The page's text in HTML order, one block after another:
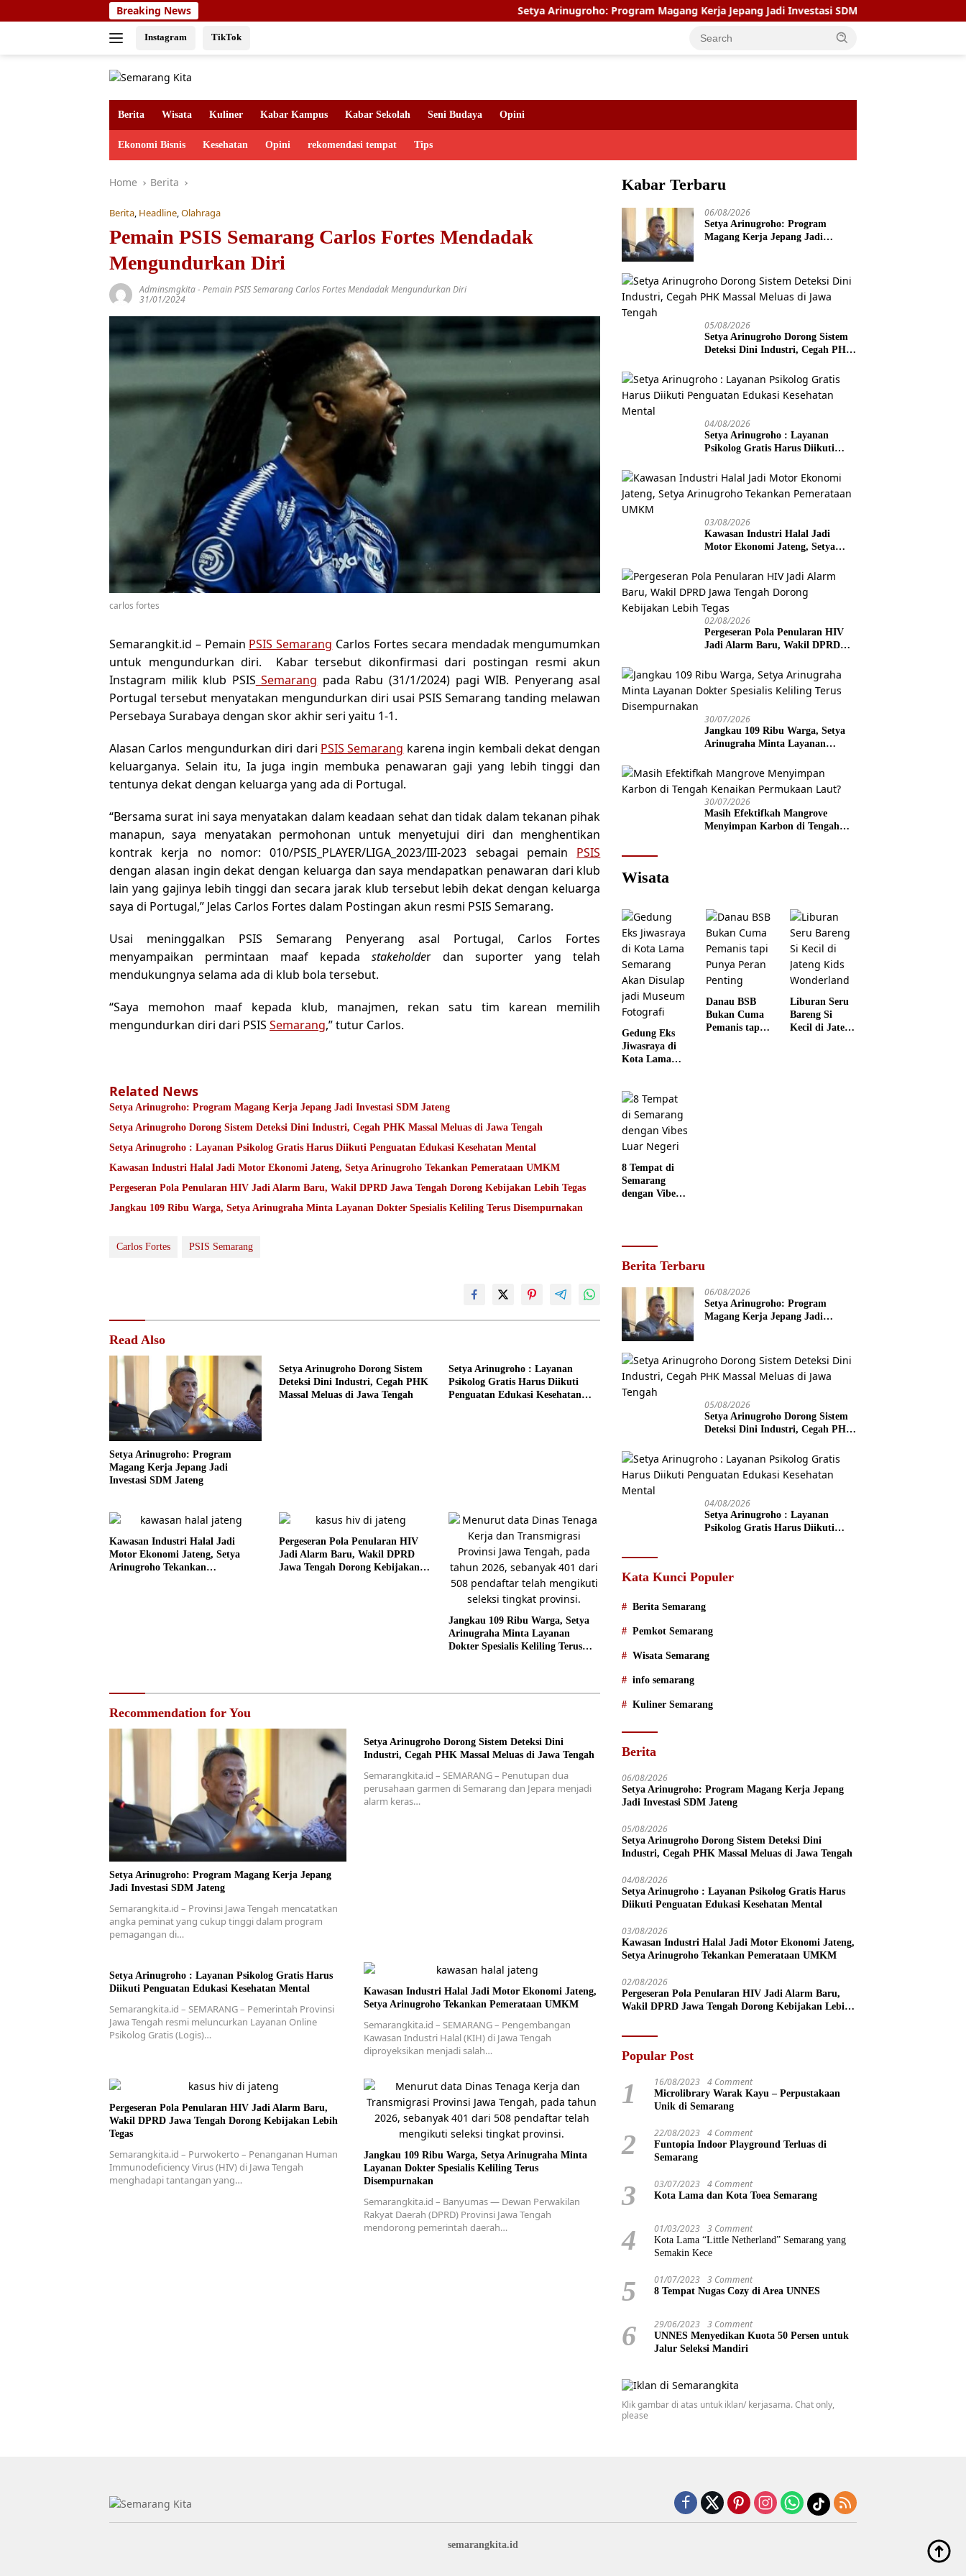
to
Breaking News Setya Arinugroho: Program Magang Kerja Jepang Jadi Investasi SDM Jateng
Instagram TikTok
Berita Wisata Kuliner Kabar Kampus Kabar Sekolah Seni Budaya Opini
Ekonomi Bisnis Kesehatan Opini rekomendasi tempat Tips
Home Berita
Berita, Headline,Olahraga
Pemain PSIS Semarang Carlos Fortes Mendadak
Mengundurkan Diri
Adminsmgkita-Pemain PSIS Semarang Carlos Fortes Mendadak Mengundurkan Diri
31/01/2024
carlos fortes
Semarangkit.id – Pemain PSIS Semarang Carlos Fortes secara mendadak mengumumkan
untuk mengundurkan diri. Kabar tersebut dikonfirmasi dari postingan resmi akun
Instagram milik klub PSIS Semarang pada Rabu (31/1/2024) pagi WIB. Penyerang asal
Portugal tersebut menyatakan mengundurkan diri usai PSIS Semarang tanding melawan
Persebaya Surabaya dengan skor akhir seri yaitu 1-1.
Alasan Carlos mengundurkan diri dari PSIS Semarang karena ingin kembali dekat dengan
keluarganya. Selain itu, Ia juga ingin membuka penawaran gaji yang lebih tinggi dan
tentunya dekat dengan keluarga yang ada di Portugal.
“Bersama surat ini saya menyatakan dalam keadaan sehat dan tidak dalam tekanan pihak
manapun, saya menyatakan permohonan untuk menyetujui diri dan menghentikan
kontrak kerja no nomor: 010/PSIS_PLAYER/LIGA_2023/III-2023 sebagai pemain PSIS
dengan alasan ingin dekat dengan keluarga dan saya mendapatkan penawaran dari klub
lain yang gajinya lebih tinggi dan secara jarak klub tersebut lebih dekat dengan keluarga
saya di Portugal,” Jelas Carlos Fortes dalam Postingan akun resmi PSIS Semarang.
Usai meninggalkan PSIS Semarang Penyerang asal Portugal, Carlos Fortes
menyampaikan permintaan maaf kepadastakeholder dan suporter yang telah
mendukungnya selama ada di klub bola tersebut.
“Saya memohon maaf kepada klub, manajmen, rekan satu tim karean memilih
mengundurkan diri dari PSIS Semarang,” tutur Carlos.
Related News
Setya Arinugroho: Program Magang Kerja Jepang Jadi Investasi SDM Jateng
Setya Arinugroho Dorong Sistem Deteksi Dini Industri, Cegah PHK Massal Meluas di Jawa Tengah
Setya Arinugroho : Layanan Psikolog Gratis Harus Diikuti Penguatan Edukasi Kesehatan Mental
Kawasan Industri Halal Jadi Motor Ekonomi Jateng, Setya Arinugroho Tekankan Pemerataan UMKM
Pergeseran Pola Penularan HIV Jadi Alarm Baru, Wakil DPRD Jawa Tengah Dorong Kebijakan Lebih Tegas
Jangkau 109 Ribu Warga, Setya Arinugraha Minta Layanan Dokter Spesialis Keliling Terus Disempurnakan
Carlos Fortes PSIS Semarang
Read Also
Setya Arinugroho: Program
Magang Kerja Jepang Jadi
Investasi SDM Jateng
Setya Arinugroho Dorong Sistem
Deteksi Dini Industri, Cegah PHK
Massal Meluas di Jawa Tengah
Setya Arinugroho : Layanan
Psikolog Gratis Harus Diikuti
Penguatan Edukasi Kesehatan
Kawasan Industri Halal Jadi
Motor Ekonomi Jateng, Setya
Arinugroho Tekankan
Pergeseran Pola Penularan HIV
Jadi Alarm Baru, Wakil DPRD
Jawa Tengah Dorong Kebijakan
Jangkau 109 Ribu Warga, Setya
Arinugraha Minta Layanan
Dokter Spesialis Keliling Terus
Recommendation for You
Setya Arinugroho: Program Magang Kerja Jepang
Jadi Investasi SDM Jateng
Semarangkita.id – Provinsi Jawa Tengah mencatatkan
angka peminat yang cukup tinggi dalam program
pemagangan di…
Setya Arinugroho Dorong Sistem Deteksi Dini
Industri, Cegah PHK Massal Meluas di Jawa Tengah
Semarangkita.id – SEMARANG – Penutupan dua
perusahaan garmen di Semarang dan Jepara menjadi
alarm keras…
Setya Arinugroho : Layanan Psikolog Gratis Harus
Diikuti Penguatan Edukasi Kesehatan Mental
Semarangkita.id – SEMARANG – Pemerintah Provinsi
Jawa Tengah resmi meluncurkan Layanan Online
Psikolog Gratis (Logis)…
Kawasan Industri Halal Jadi Motor Ekonomi Jateng,
Setya Arinugroho Tekankan Pemerataan UMKM
Semarangkita.id – SEMARANG – Pengembangan
Kawasan Industri Halal (KIH) di Jawa Tengah
diproyeksikan menjadi salah…
Pergeseran Pola Penularan HIV Jadi Alarm Baru,
Wakil DPRD Jawa Tengah Dorong Kebijakan Lebih
Tegas
Semarangkita.id – Purwokerto – Penanganan Human
Immunodeficiency Virus (HIV) di Jawa Tengah
menghadapi tantangan yang…
Jangkau 109 Ribu Warga, Setya Arinugraha Minta
Layanan Dokter Spesialis Keliling Terus
Disempurnakan
Semarangkita.id – Banyumas — Dewan Perwakilan
Rakyat Daerah (DPRD) Provinsi Jawa Tengah
mendorong pemerintah daerah…
Kabar Terbaru
06/08/2026
Setya Arinugroho: Program
Magang Kerja Jepang Jadi
05/08/2026
Setya Arinugroho Dorong Sistem
Deteksi Dini Industri, Cegah PHK
04/08/2026
Setya Arinugroho : Layanan
Psikolog Gratis Harus Diikuti
Mental
03/08/2026
Kawasan Industri Halal Jadi
Motor Ekonomi Jateng, Setya
Pemerataan UMKM
02/08/2026
Pergeseran Pola Penularan HIV
Jadi Alarm Baru, Wakil DPRD
Lebih Tegas
30/07/2026
Jangkau 109 Ribu Warga, Setya
Arinugraha Minta Layanan
Disempurnakan
30/07/2026
Masih Efektifkah Mangrove
Menyimpan Karbon di Tengah
Wisata
Gedung Eks
Jiwasraya di
Kota Lama
jadi Museum
Fotografi
Danau BSB
Bukan Cuma
Pemanis tapi
Liburan Seru
Bareng Si
Kecil di Jateng
8 Tempat di
Semarang
dengan Vibes
Berita Terbaru
06/08/2026
Setya Arinugroho: Program
Magang Kerja Jepang Jadi
05/08/2026
Setya Arinugroho Dorong Sistem
Deteksi Dini Industri, Cegah PHK
04/08/2026
Setya Arinugroho : Layanan
Psikolog Gratis Harus Diikuti
Kata Kunci Populer
Berita Semarang
Pemkot Semarang
Wisata Semarang
info semarang
Kuliner Semarang
Berita
06/08/2026
Setya Arinugroho: Program Magang Kerja Jepang
Jadi Investasi SDM Jateng
05/08/2026
Setya Arinugroho Dorong Sistem Deteksi Dini
Industri, Cegah PHK Massal Meluas di Jawa Tengah
04/08/2026
Setya Arinugroho : Layanan Psikolog Gratis Harus
Diikuti Penguatan Edukasi Kesehatan Mental
03/08/2026
Kawasan Industri Halal Jadi Motor Ekonomi Jateng,
Setya Arinugroho Tekankan Pemerataan UMKM
02/08/2026
Pergeseran Pola Penularan HIV Jadi Alarm Baru,
Wakil DPRD Jawa Tengah Dorong Kebijakan Lebih
Popular Post
1 16/08/2023 4 Comment
Microlibrary Warak Kayu – Perpustakaan
Unik di Semarang
2 22/08/2023 4 Comment
Funtopia Indoor Playground Terluas di
Semarang
3 03/07/2023 4 Comment
Kota Lama dan Kota Toea Semarang
4 01/03/2023 3 Comment
Kota Lama “Little Netherland” Semarang yang
Semakin Kece
5 01/07/2023 3 Comment
8 Tempat Nugas Cozy di Area UNNES
6 29/06/2023 3 Comment
UNNES Menyedikan Kuota 50 Persen untuk
Jalur Seleksi Mandiri
Klik gambar di atas untuk iklan/ kerjasama. Chat only,
please
semarangkita.id